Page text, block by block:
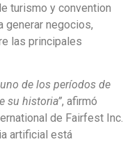
turismo y convention
generar negocios,
las principales
de los períodos de
su historia”, afirmó
de Fairfest Inc.
artificial está